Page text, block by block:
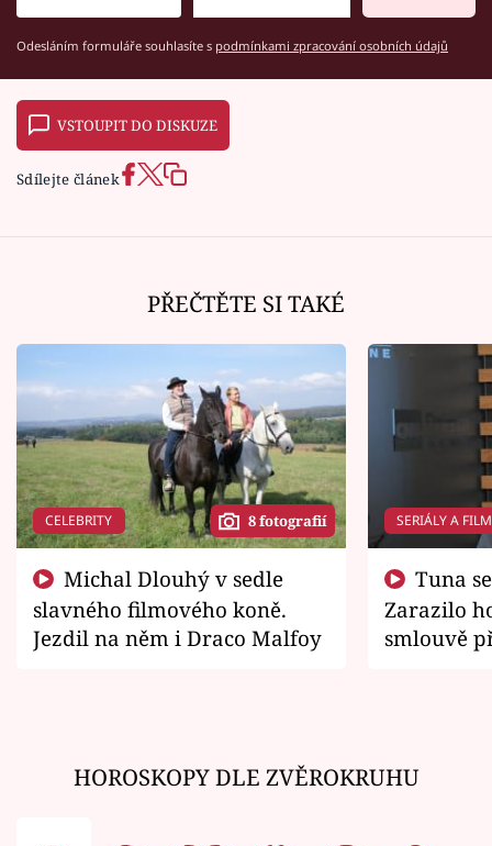
Odesláním formuláře souhlasíte s podmínkami zpracování osobních údajů
VSTOUPIT DO DISKUZE
Sdílejte článek
PŘEČTĚTE SI TAKÉ
CELEBRITY 8 fotografií
slavného filmového koně.
Jezdil na něm i Draco Malfoy
SERIÁLY A
Zarazilo
smlouvě
HOROSKOPY DLE ZVĚROKRUHU